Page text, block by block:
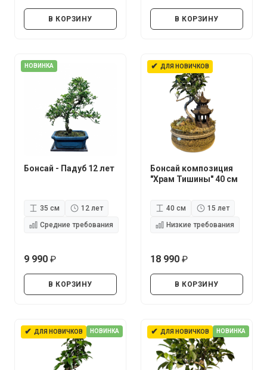
В КОРЗИНУ В КОРЗИНУ
НОВИНКА
Бонсай - Падуб 12 лет
35 см
12 лет
Средние требования
9 990
В КОРЗИНУ
✔ ДЛЯ НОВИЧКОВ
Бонсай композиция
"Храм Тишины" 40 см
40 см
15 лет
Низкие требования
18 990
В КОРЗИНУ
✔ ДЛЯ НОВИЧКОВ НОВИНКА ✔ ДЛЯ НОВИЧКОВ НОВИНКА